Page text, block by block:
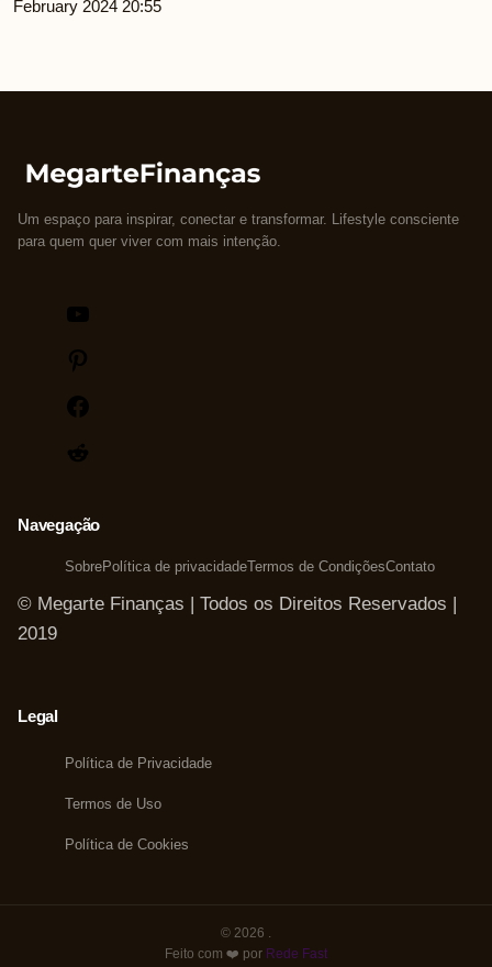
February 2024 20:55
Um espaço para inspirar, conectar e transformar. Lifestyle consciente
para quem quer viver com mais intenção.
Navegação
SobrePolítica de privacidadeTermos de CondiçõesContato
© Megarte Finanças | Todos os Direitos Reservados |
2019
Legal
Política de Privacidade
Termos de Uso
Política de Cookies
© 2026 .
Feito com ❤️ por Rede Fast